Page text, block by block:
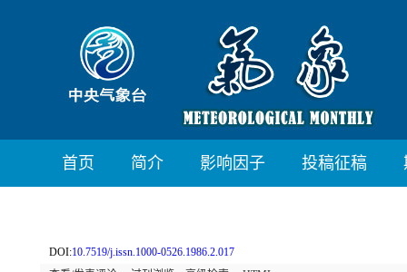
首页 简介 影响因子 投稿征稿
DOI:10.7519/j.issn.1000-0526.1986.2.017